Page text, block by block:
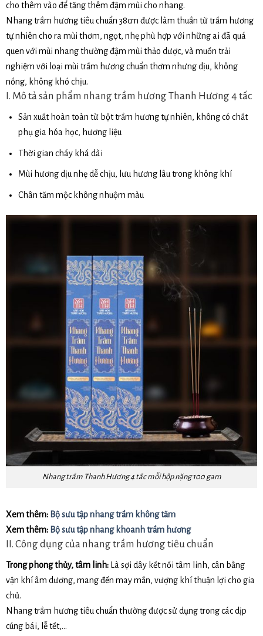
cho thêm vào để tăng thêm đậm mùi cho nhang.
Nhang trầm hương tiêu chuẩn 38cm được làm thuần từ trầm hương
tự nhiên cho ra mùi thơm, ngọt, nhẹ phù hợp với những ai đã quá
quen với mùi nhang thường đậm mùi thảo dược, và muốn trải
nghiệm với loại mùi trầm hương chuẩn thơm nhưng dịu, không
nồng, không khó chịu.
I. Mô tả sản phẩm nhang trầm hương Thanh Hương 4 tấc
Sản xuất hoàn toàn từ bột trầm hương tự nhiên, không có chất
phụ gia hóa học, hương liệu
Thời gian cháy khá dài
Mùi hương dịu nhẹ dễ chịu, lưu hương lâu trong không khí
Chân tăm mộc không nhuộm màu
Nhang trầm Thanh Hương 4 tấc mỗi hộp nặng 100 gam
Xem thêm: Bộ sưu tập nhang trầm không tăm
Xem thêm: Bộ sưu tập nhang khoanh trầm hương
II. Công dụng của nhang trầm hương tiêu chuẩn
Trong phong thủy, tâm linh: Là sợi dây kết nối tâm linh, cân bằng
vận khí âm dương, mang đến may mắn, vượng khí thuận lợi cho gia
chủ.
Nhang trầm hương tiêu chuẩn thường được sử dụng trong các dịp
cúng bái, lễ tết,…